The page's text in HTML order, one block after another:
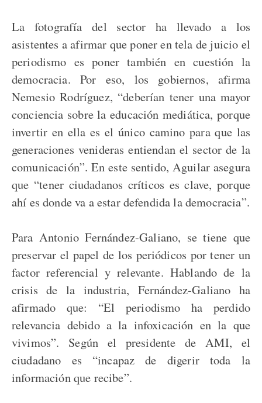
La fotografía del sector ha llevado a los
asistentes a afirmar que poner en tela de juicio el
periodismo es poner también en cuestión la
democracia. Por eso, los gobiernos, afirma
Nemesio Rodríguez, “deberían tener una mayor
conciencia sobre la educación mediática, porque
invertir en ella es el único camino para que las
generaciones venideras entiendan el sector de la
comunicación”. En este sentido, Aguilar asegura
que “tener ciudadanos críticos es clave, porque
ahí es donde va a estar defendida la democracia”.
Para Antonio Fernández-Galiano, se tiene que
preservar el papel de los periódicos por tener un
factor referencial y relevante. Hablando de la
crisis de la industria, Fernández-Galiano ha
afirmado que: “El periodismo ha perdido
relevancia debido a la infoxicación en la que
vivimos”. Según el presidente de AMI, el
ciudadano es “incapaz de digerir toda la
información que recibe”.